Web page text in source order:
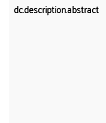
dc.description.abstract